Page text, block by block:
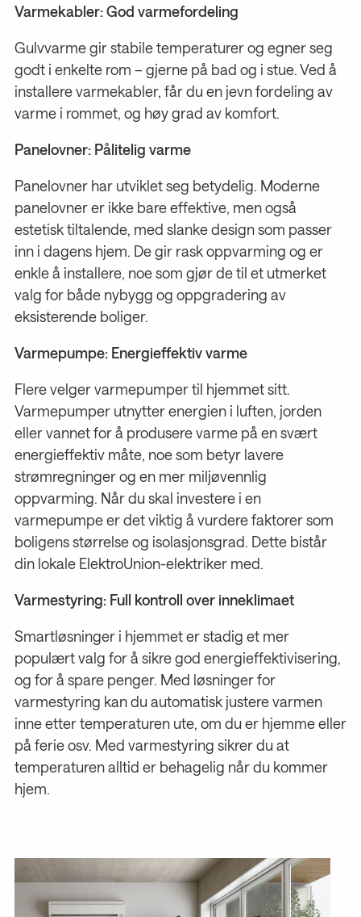
Varmekabler: God varmefordeling
Gulvvarme gir stabile temperaturer og egner seg
godt i enkelte rom – gjerne på bad og i stue. Ved å
installere varmekabler, får du en jevn fordeling av
varme i rommet, og høy grad av komfort.
Panelovner: Pålitelig varme
Panelovner har utviklet seg betydelig. Moderne
panelovner er ikke bare effektive, men også
estetisk tiltalende, med slanke design som passer
inn i dagens hjem. De gir rask oppvarming og er
enkle å installere, noe som gjør de til et utmerket
valg for både nybygg og oppgradering av
eksisterende boliger.
Varmepumpe: Energieffektiv varme
Flere velger varmepumper til hjemmet sitt.
Varmepumper utnytter energien i luften, jorden
eller vannet for å produsere varme på en svært
energieffektiv måte, noe som betyr lavere
strømregninger og en mer miljøvennlig
oppvarming. Når du skal investere i en
varmepumpe er det viktig å vurdere faktorer som
boligens størrelse og isolasjonsgrad. Dette bistår
din lokale ElektroUnion-elektriker med.
Varmestyring: Full kontroll over inneklimaet
Smartløsninger i hjemmet er stadig et mer
populært valg for å sikre god energieffektivisering,
og for å spare penger. Med løsninger for
varmestyring kan du automatisk justere varmen
inne etter temperaturen ute, om du er hjemme eller
på ferie osv. Med varmestyring sikrer du at
temperaturen alltid er behagelig når du kommer
hjem.